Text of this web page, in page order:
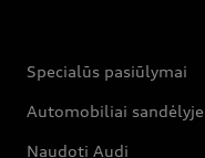
Specialūs pasiūlymai
Automobiliai sandėlyje
Naudoti Audi